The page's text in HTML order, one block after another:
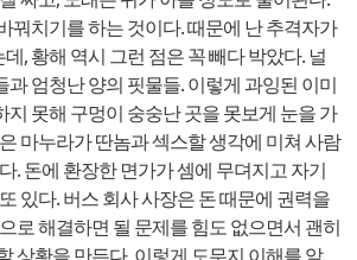
꿔치기를 하는 것이다. 때문에 난 추격자가
, 황해 역시 그런 점은 꼭 빼다 박았다. 널
과 엄청난 양의 핏물들. 이렇게 과잉된 이미
지 못해 구멍이 숭숭난 곳을 못보게 눈을 가
마누라가 딴놈과 섹스할 생각에 미쳐 사람
. 돈에 환장한 면가가 셈에 무뎌지고 자기
있다. 버스 회사 사장은 돈 때문에 권력을
로 해결하면 될 문제를 힘도 없으면서 괜히